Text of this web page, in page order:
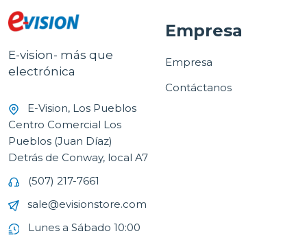
E-vision- más que
electrónica
E-Vision, Los Pueblos
Centro Comercial Los
Pueblos (Juan Díaz)
Detrás de Conway, local A7
(507) 217-7661
sale@evisionstore.com
Lunes a Sábado 10:00
Empresa
Empresa
Contáctanos